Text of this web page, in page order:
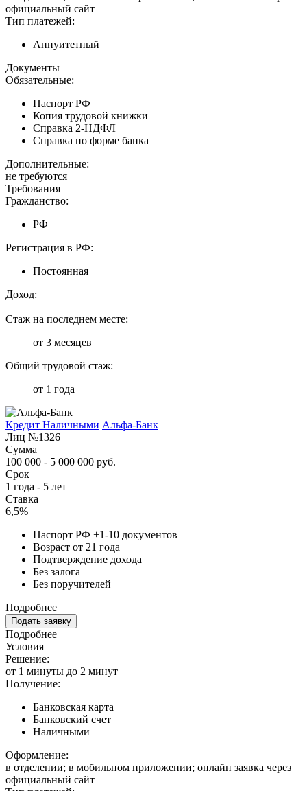
официальный сайт
Тип платежей:
Аннуитетный
Документы
Обязательные:
Паспорт РФ
Копия трудовой книжки
Справка 2-НДФЛ
Справка по форме банка
Дополнительные:
не требуются
Требования
Гражданство:
РФ
Регистрация в РФ:
Постоянная
Доход:
—
Стаж на последнем месте:
от 3 месяцев
Общий трудовой стаж:
от 1 года
Кредит Наличными Альфа-Банк
Лиц №1326
Сумма
100 000 - 5 000 000 руб.
Срок
1 года - 5 лет
Ставка
6,5%
Паспорт РФ +1-10 документов
Возраст от 21 года
Подтверждение дохода
Без залога
Без поручителей
Подробнее
Подать заявку
Подробнее
Условия
Решение:
от 1 минуты до 2 минут
Получение:
Банковская карта
Банковский счет
Наличными
Оформление:
в отделении; в мобильном приложении; онлайн заявка через
официальный сайт